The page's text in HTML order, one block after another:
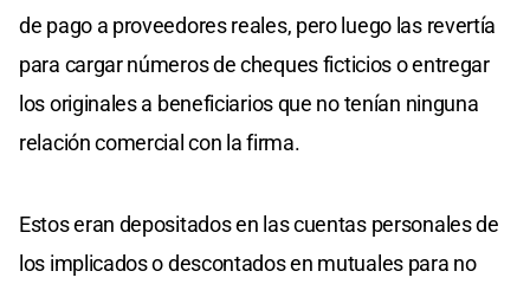
de pago a proveedores reales, pero luego las revertía
para cargar números de cheques ficticios o entregar
los originales a beneficiarios que no tenían ninguna
relación comercial con la firma.
Estos eran depositados en las cuentas personales de
los implicados o descontados en mutuales para no